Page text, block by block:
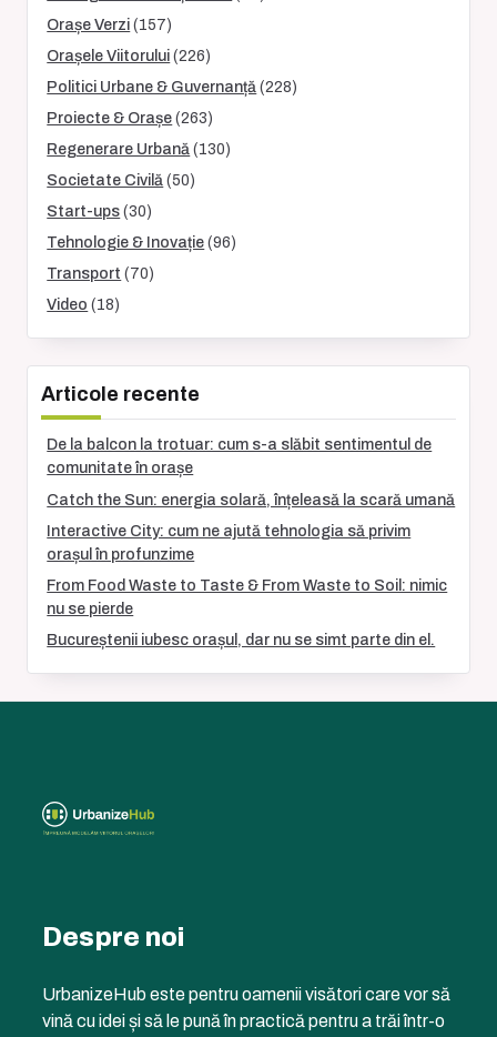
Orașe Verzi (157)
Orașele Viitorului (226)
Politici Urbane & Guvernanță (228)
Proiecte & Orașe (263)
Regenerare Urbană (130)
Societate Civilă (50)
Start-ups (30)
Tehnologie & Inovație (96)
Transport (70)
Video (18)
Articole recente
De la balcon la trotuar: cum s-a slăbit sentimentul de
comunitate în orașe
Catch the Sun: energia solară, înțeleasă la scară umană
Interactive City: cum ne ajută tehnologia să privim
orașul în profunzime
From Food Waste to Taste & From Waste to Soil: nimic
nu se pierde
Bucureștenii iubesc orașul, dar nu se simt parte din el.
Despre noi
UrbanizeHub este pentru oamenii visători care vor să
vină cu idei și să le pună în practică pentru a trăi într-o